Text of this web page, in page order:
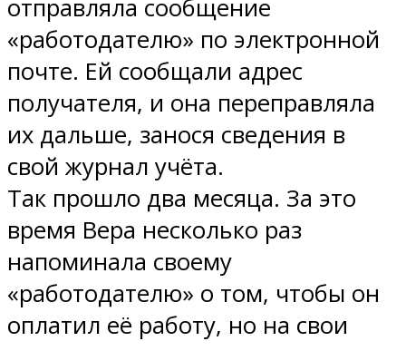
отправляла сообщение
«работодателю» по электронной
почте. Ей сообщали адрес
получателя, и она переправляла
их дальше, занося сведения в
свой журнал учёта.
Так прошло два месяца. За это
время Вера несколько раз
напоминала своему
«работодателю» о том, чтобы он
оплатил её работу, но на свои